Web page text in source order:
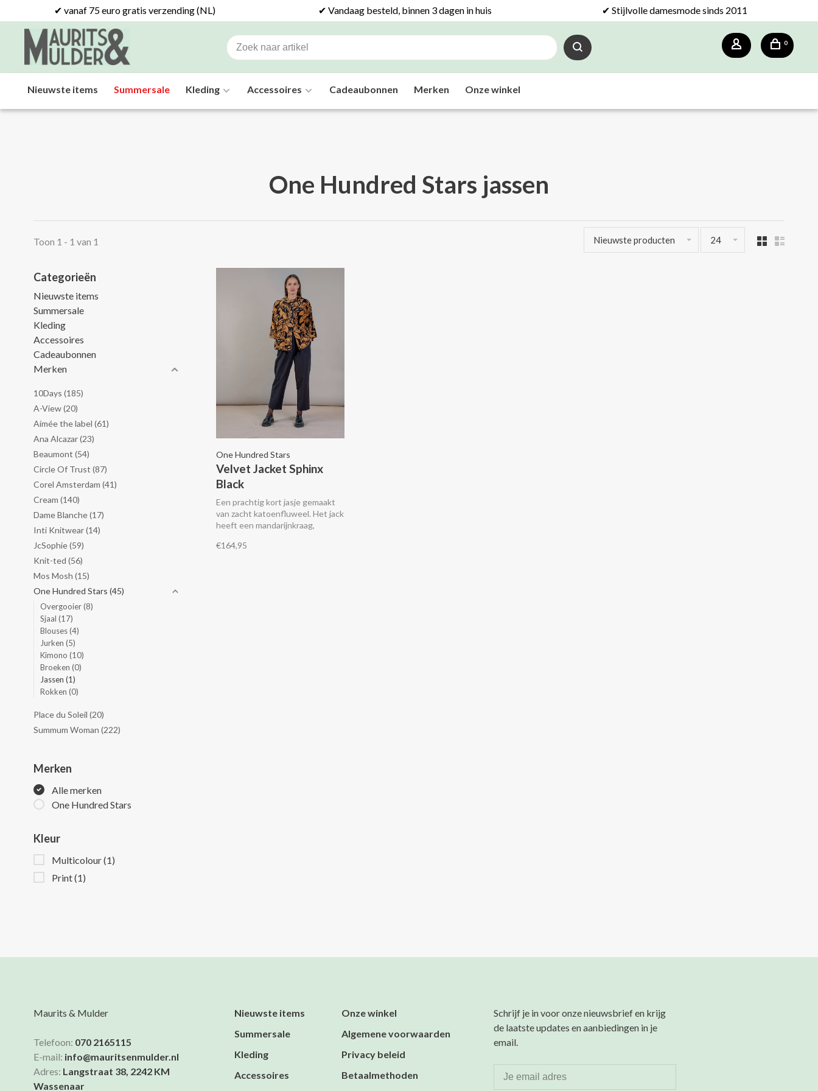
✔ vanaf 75 euro gratis verzending (NL) ✔ Vandaag besteld, binnen 3 dagen in huis ✔ Stijlvolle damesmode sinds 2011
0
Nieuwste items Summersale Kleding Accessoires Cadeaubonnen Merken Onze winkel
One Hundred Stars jassen
Toon 1 - 1 van 1 Nieuwste producten 24
Categorieën
Nieuwste items
Summersale
Kleding
Accessoires
Cadeaubonnen
Merken
10Days (185)
A-View(20)
Aímée the label (61)
Ana Alcazar(23)
Beaumont (54)
Circle Of Trust (87)
Corel Amsterdam (41)
Cream (140)
Dame Blanche(17)
Inti Knitwear(14)
JcSophie(59)
Knit-ted (56)
Mos Mosh (15)
One Hundred Stars (45)
Overgooier(8)
Sjaal (17)
Blouses(4)
Jurken (5)
Kimono (10)
Broeken (0)
Jassen (1)
Rokken (0)
Place du Soleil (20)
Summum Woman (222)
Merken
Alle merken
One Hundred Stars
Kleur
Multicolour(1)
Print(1)
One Hundred Stars
Velvet Jacket Sphinx
Black
Een prachtig kort jasje gemaakt
van zacht katoenfluweel. Het jack
heeft een mandarijnkraag,
knoopsluiting met
€164,95
Maurits & Mulder
Telefoon: 070 2165115
E-mail: info@mauritsenmulder.nl
Adres: Langstraat 38, 2242 KM
Wassenaar
Nieuwste items
Summersale
Kleding
Accessoires
Onze winkel
Algemene voorwaarden
Privacy beleid
Betaalmethoden
Schrijf je in voor onze nieuwsbrief en krijg
de laatste updates en aanbiedingen in je
email.